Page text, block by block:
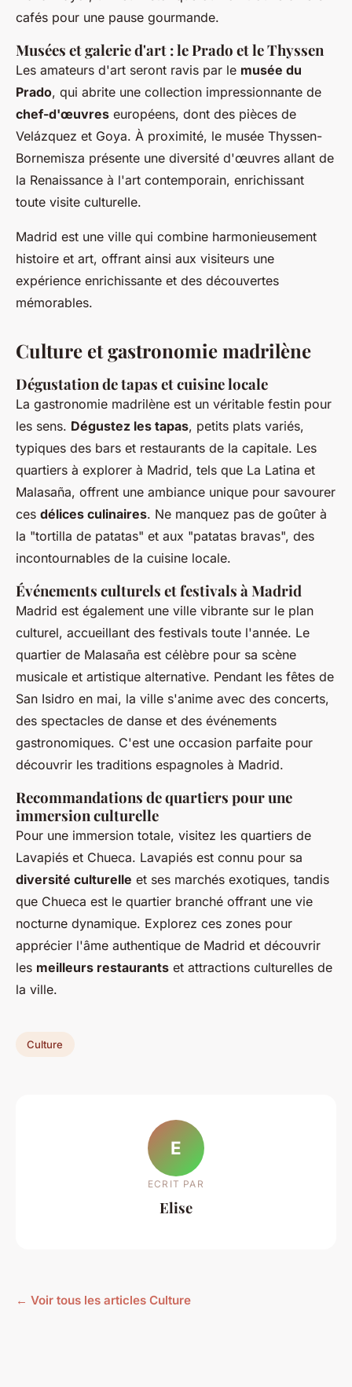
cafés pour une pause gourmande.
Musées et galerie d'art : le Prado et le Thyssen
Les amateurs d'art seront ravis par le musée du
Prado, qui abrite une collection impressionnante de
chef-d'œuvres européens, dont des pièces de
Velázquez et Goya. À proximité, le musée Thyssen-
Bornemisza présente une diversité d'œuvres allant de
la Renaissance à l'art contemporain, enrichissant
toute visite culturelle.
Madrid est une ville qui combine harmonieusement
histoire et art, offrant ainsi aux visiteurs une
expérience enrichissante et des découvertes
mémorables.
Culture et gastronomie madrilène
Dégustation de tapas et cuisine locale
La gastronomie madrilène est un véritable festin pour
les sens. Dégustez les tapas, petits plats variés,
typiques des bars et restaurants de la capitale. Les
quartiers à explorer à Madrid, tels que La Latina et
Malasaña, offrent une ambiance unique pour savourer
ces délices culinaires. Ne manquez pas de goûter à
la "tortilla de patatas" et aux "patatas bravas", des
incontournables de la cuisine locale.
Événements culturels et festivals à Madrid
Madrid est également une ville vibrante sur le plan
culturel, accueillant des festivals toute l'année. Le
quartier de Malasaña est célèbre pour sa scène
musicale et artistique alternative. Pendant les fêtes de
San Isidro en mai, la ville s'anime avec des concerts,
des spectacles de danse et des événements
gastronomiques. C'est une occasion parfaite pour
découvrir les traditions espagnoles à Madrid.
Recommandations de quartiers pour une
immersion culturelle
Pour une immersion totale, visitez les quartiers de
Lavapiés et Chueca. Lavapiés est connu pour sa
diversité culturelle et ses marchés exotiques, tandis
que Chueca est le quartier branché offrant une vie
nocturne dynamique. Explorez ces zones pour
apprécier l'âme authentique de Madrid et découvrir
les meilleurs restaurants et attractions culturelles de
la ville.
Culture
E
ECRIT PAR
Elise
← Voir tous les articles Culture